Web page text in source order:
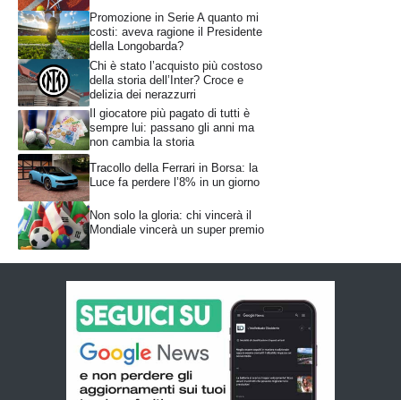
Promozione in Serie A quanto mi
costi: aveva ragione il Presidente
della Longobarda?
Chi è stato l’acquisto più costoso
della storia dell’Inter? Croce e
delizia dei nerazzurri
Il giocatore più pagato di tutti è
sempre lui: passano gli anni ma
non cambia la storia
Tracollo della Ferrari in Borsa: la
Luce fa perdere l’8% in un giorno
Non solo la gloria: chi vincerà il
Mondiale vincerà un super premio